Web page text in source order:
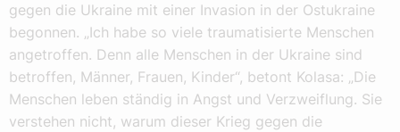
gegen die Ukraine mit einer Invasion in der Ostukraine
begonnen. „Ich habe so viele traumatisierte Menschen
angetroffen. Denn alle Menschen in der Ukraine sind
betroffen, Männer, Frauen, Kinder“, betont Kolasa: „Die
Menschen leben ständig in Angst und Verzweiflung. Sie
verstehen nicht, warum dieser Krieg gegen die